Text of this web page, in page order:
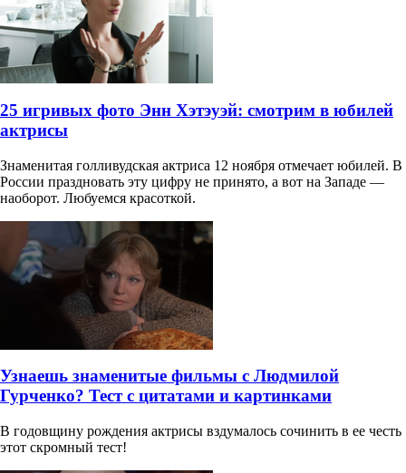
25 игривых фото Энн Хэтэуэй: смотрим в юбилей
актрисы
Знаменитая голливудская актриса 12 ноября отмечает юбилей. В
России праздновать эту цифру не принято, а вот на Западе —
наоборот. Любуемся красоткой.
Узнаешь знаменитые фильмы с Людмилой
Гурченко? Тест с цитатами и картинками
В годовщину рождения актрисы вздумалось сочинить в ее честь
этот скромный тест!